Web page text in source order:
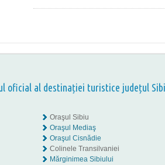
oficial al destinației turistice județul
Oraşul Sibiu
Oraşul Mediaş
Oraşul Cisnădie
Colinele Transilvaniei
Mărginimea Sibiului